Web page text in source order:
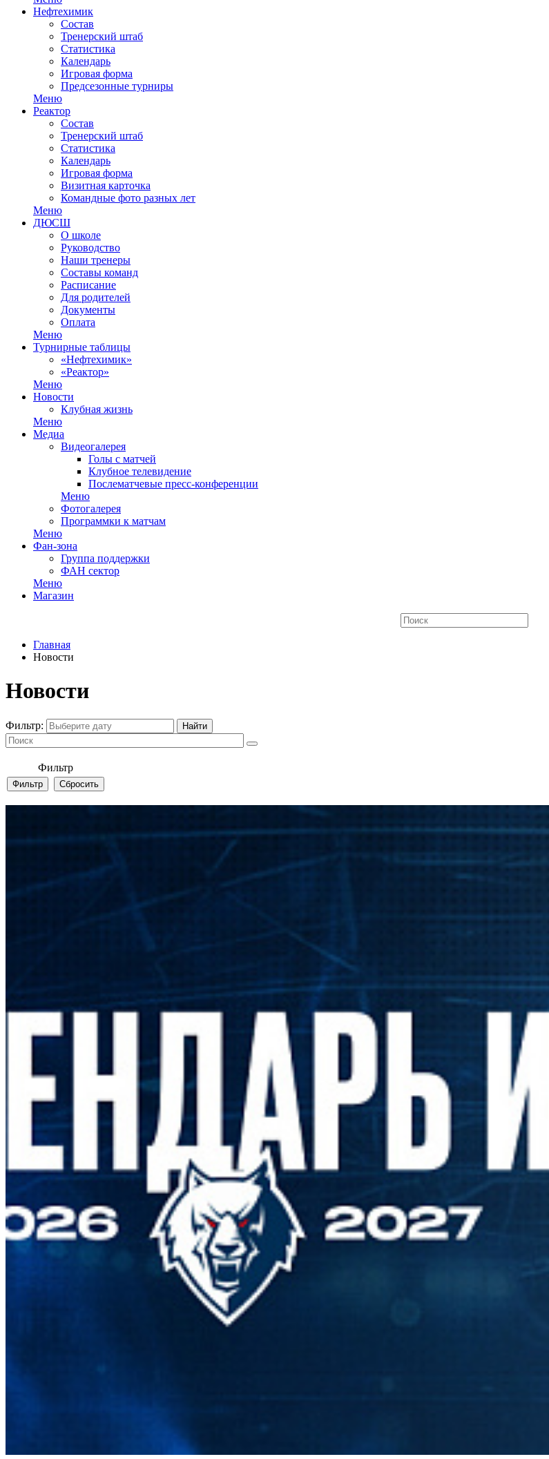
Нефтехимик
Состав
Тренерский штаб
Статистика
Календарь
Игровая форма
Предсезонные турниры
Меню
Реактор
Состав
Тренерский штаб
Статистика
Календарь
Игровая форма
Визитная карточка
Командные фото разных лет
Меню
ДЮСШ
О школе
Руководство
Наши тренеры
Составы команд
Расписание
Для родителей
Документы
Оплата
Меню
Турнирные таблицы
«Нефтехимик»
«Реактор»
Меню
Новости
Клубная жизнь
Меню
Медиа
Видеогалерея
Голы с матчей
Клубное телевидение
Послематчевые пресс-конференции
Меню
Фотогалерея
Программки к матчам
Меню
Фан-зона
Группа поддержки
ФАН сектор
Меню
Магазин
Главная
Новости
Новости
Фильтр:
Фильтр